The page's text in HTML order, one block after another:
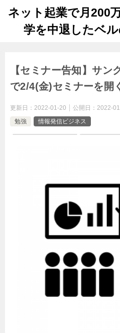
ネット起業で月200
学を中退したベ
【セミナー告知】サン
で2/4(金)セミナーを開
更新日： 2022-01-20 公開日： 2022-
勉強
情報発信ビジネス